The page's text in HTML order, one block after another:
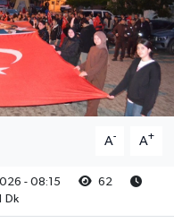
A- A+
- 08:15
62
Dk